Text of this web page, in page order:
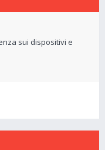
sui dispositivi e